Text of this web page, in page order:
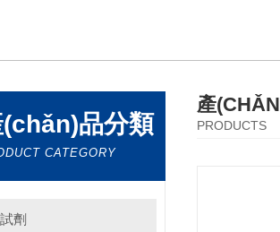
(chǎn)品分類
CATEGORY
劑
產
PRODUCTS